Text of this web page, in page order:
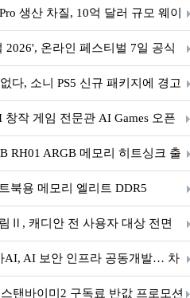
생산 차질, 10억 달러 규모 웨이
온라인 페스티벌 7일 공식
다, 소니 PS5 신규 패키지에 경고
작 게임 전문관 AI Games 오픈
RH01 ARGB 메모리 히트싱크 출
북용 메모리 엘리트 DDR5
Ⅱ, 캐디안 전 사용자 대상 전면
AI, AI 보안 인프라 공동개발… 차
탠바이미2 구독료 반값 프로모션